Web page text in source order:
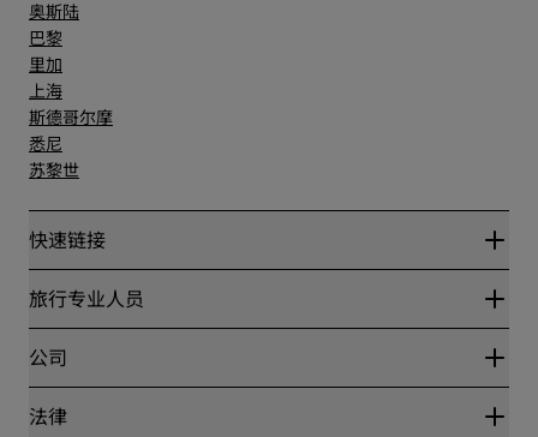
奥斯陆
巴黎
里加
上海
斯德哥尔摩
悉尼
苏黎世
快速链接
丽赏会
Blog
目的地
丽笙酒店集团APP
旅行专业人员
合作伙伴
公司
丽笙酒店集团
法律